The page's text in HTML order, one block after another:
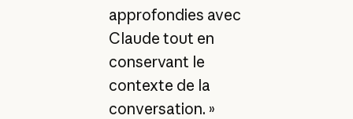
approfondies avec
Claude tout en
conservant le
contexte de la
conversation. »